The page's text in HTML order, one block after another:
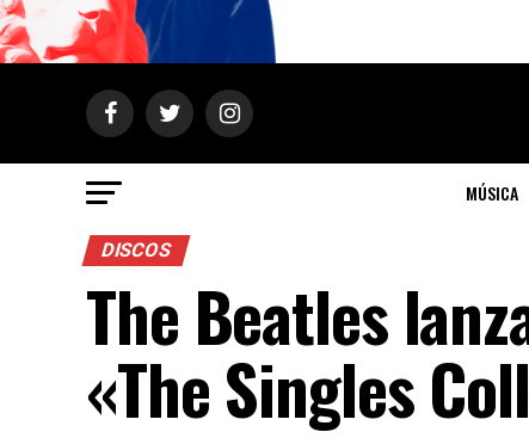
MÚSICA
DISCOS
The Beatles
«The Singles